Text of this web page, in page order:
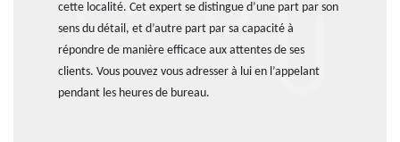
cette localité. Cet expert se distingue d’une part par son
sens du détail, et d’autre part par sa capacité à
répondre de manière efficace aux attentes de ses
clients. Vous pouvez vous adresser à lui en l’appelant
pendant les heures de bureau.